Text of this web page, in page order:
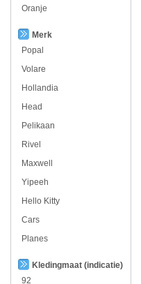
Oranje
Merk
Popal
Volare
Hollandia
Head
Pelikaan
Rivel
Maxwell
Yipeeh
Hello Kitty
Cars
Planes
Kledingmaat (indicatie)
92